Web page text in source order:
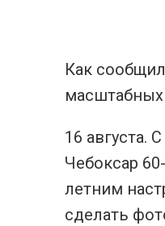
Как
масштабных
16 августа.
Чебоксар
летним
сделать